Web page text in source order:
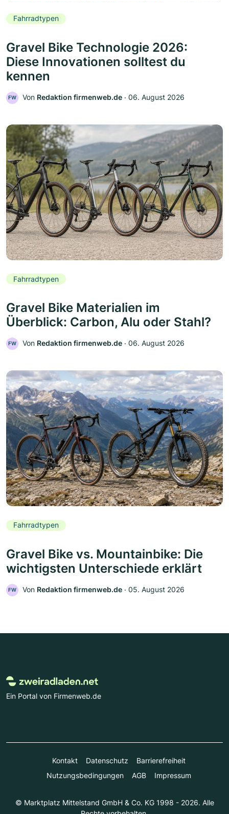
Fahrradtypen
Gravel Bike Technologie 2026:
Diese Innovationen solltest du
kennen
FW Von Redaktion firmenweb.de ‧ 06. August 2026
Fahrradtypen
Gravel Bike Materialien im
Überblick: Carbon, Alu oder Stahl?
FW Von Redaktion firmenweb.de ‧ 06. August 2026
Fahrradtypen
Gravel Bike vs. Mountainbike: Die
wichtigsten Unterschiede erklärt
FW Von Redaktion firmenweb.de ‧ 05. August 2026
Ein Portal von Firmenweb.de
Kontakt Datenschutz
Barrierefreiheit
Nutzungsbedingungen
AGB Impressum
© Marktplatz Mittelstand GmbH & Co. KG 1998 - 2026. Alle